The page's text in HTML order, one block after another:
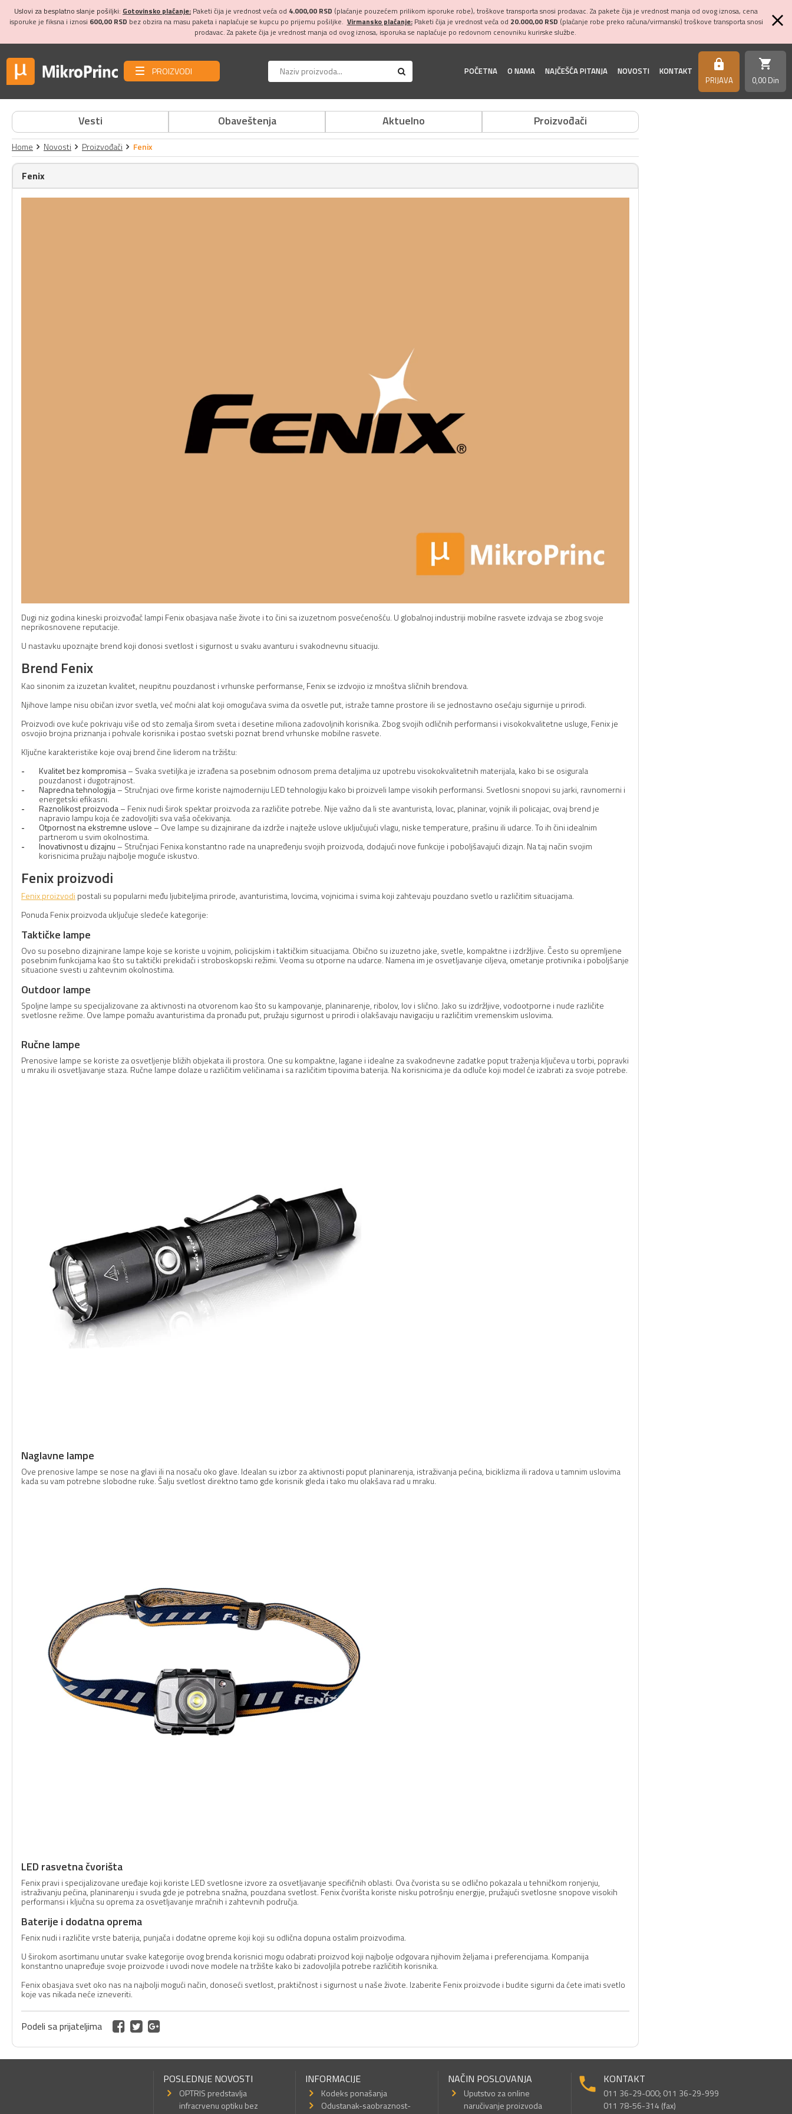
Uslovi za besplatno slanje pošiljki: Gotovinsko plaćanje: Paketi čija je vrednost veća od 4.000,00 RSD (plaćanje pouzećem prilikom isporuke robe), troškove transporta snosi prodavac. Za pakete čija je vrednost manja od ovog iznosa, cena
isporuke je fiksna i iznosi 600,00 RSD bez obzira na masu paketa i naplaćuje se kupcu po prijemu pošiljke. Virmansko plaćanje:Paketi čija je vrednost veća od 20.000,00 RSD (plaćanje robe preko računa/virmanski) troškove transporta snosi
prodavac. Za pakete čija je vrednost manja od ovog iznosa, isporuka se naplaćuje po redovnom cenovniku kurirske službe.
PROIZVODI POČETNA O NAMA NAJČEŠĆA PITANJA NOVOSTI KONTAKT https
PRIJAVA
shopping_cart
0,00 Din
Vesti Obaveštenja Aktuelno Proizvođači
Home Novosti Proizvođači Fenix
Fenix
Dugi niz godina kineski proizvođač lampi Fenix obasjava naše živote i to čini sa izuzetnom posvećenošću. U globalnoj industriji mobilne rasvete izdvaja se zbog svoje
neprikosnovene reputacije.
U nastavku upoznajte brend koji donosi svetlost i sigurnost u svaku avanturu i svakodnevnu situaciju.
Brend Fenix
Kao sinonim za izuzetan kvalitet, neupitnu pouzdanost i vrhunske performanse, Fenix se izdvojio iz mnoštva sličnih brendova.
Njihove lampe nisu običan izvor svetla, već moćni alat koji omogućava svima da osvetle put, istraže tamne prostore ili se jednostavno osećaju sigurnije u prirodi.
Proizvodi ove kuće pokrivaju više od sto zemalja širom sveta i desetine miliona zadovoljnih korisnika. Zbog svojih odličnih performansi i visokokvalitetne usluge, Fenix je
osvojio brojna priznanja i pohvale korisnika i postao svetski poznat brend vrhunske mobilne rasvete.
Ključne karakteristike koje ovaj brend čine liderom na tržištu:
Kvalitet bez kompromisa– Svaka svetiljka je izrađena sa posebnim odnosom prema detaljima uz upotrebu visokokvalitetnih materijala, kako bi se osigurala
pouzdanost i dugotrajnost.
Napredna tehnologija– Stručnjaci ove firme koriste najmoderniju LED tehnologiju kako bi proizveli lampe visokih performansi. Svetlosni snopovi su jarki, ravnomerni i
energetski efikasni.
Raznolikost proizvoda– Fenix nudi širok spektar proizvoda za različite potrebe. Nije važno da li ste avanturista, lovac, planinar, vojnik ili policajac, ovaj brend je
napravio lampu koja će zadovoljiti sva vaša očekivanja.
Otpornost na ekstremne uslove – Ove lampe su dizajnirane da izdrže i najteže uslove uključujući vlagu, niske temperature, prašinu ili udarce. To ih čini idealnim
partnerom u svim okolnostima.
Inovativnost u dizajnu – Stručnjaci Fenixa konstantno rade na unapređenju svojih proizvoda, dodajući nove funkcije i poboljšavajući dizajn. Na taj način svojim
korisnicima pružaju najbolje moguće iskustvo.
Fenix proizvodi
Fenix proizvodi postali su popularni među ljubiteljima prirode, avanturistima, lovcima, vojnicima i svima koji zahtevaju pouzdano svetlo u različitim situacijama.
Ponuda Fenix proizvoda uključuje sledeće kategorije:
Taktičke lampe
Ovo su posebno dizajnirane lampe koje se koriste u vojnim, policijskim i taktičkim situacijama. Obično su izuzetno jake, svetle, kompaktne i izdržljive. Često su opremljene
posebnim funkcijama kao što su taktički prekidači i stroboskopski režimi. Veoma su otporne na udarce. Namena im je osvetljavanje ciljeva, ometanje protivnika i poboljšanje
situacione svesti u zahtevnim okolnostima.
Outdoor lampe
Spoljne lampe su specijalizovane za aktivnosti na otvorenom kao što su kampovanje, planinarenje, ribolov, lov i slično. Jako su izdržljive, vodootporne i nude različite
svetlosne režime. Ove lampe pomažu avanturistima da pronađu put, pružaju sigurnost u prirodi i olakšavaju navigaciju u različitim vremenskim uslovima.
Ručne lampe
Prenosive lampe se koriste za osvetljenje bližih objekata ili prostora. One su kompaktne, lagane i idealne za svakodnevne zadatke poput traženja ključeva u torbi, popravki
u mraku ili osvetljavanje staza. Ručne lampe dolaze u različitim veličinama i sa različitim tipovima baterija. Na korisnicima je da odluče koji model će izabrati za svoje potrebe.
Naglavne lampe
Ove prenosive lampe se nose na glavi ili na nosaču oko glave. Idealan su izbor za aktivnosti poput planinarenja, istraživanja pećina, biciklizma ili radova u tamnim uslovima
kada su vam potrebne slobodne ruke. Šalju svetlost direktno tamo gde korisnik gleda i tako mu olakšava rad u mraku.
LED rasvetna čvorišta
Fenix pravi i specijalizovane uređaje koji koriste LED svetlosne izvore za osvetljavanje specifičnih oblasti. Ova čvorista su se odlično pokazala u tehničkom ronjenju,
istraživanju pećina, planinarenju i svuda gde je potrebna snažna, pouzdana svetlost. Fenix čvorišta koriste nisku potrošnju energije, pružajući svetlosne snopove visokih
performansi i ključna su oprema za osvetljavanje mračnih i zahtevnih područja.
Baterije i dodatna oprema
Fenix nudi i različite vrste baterija, punjača i dodatne opreme koji koji su odlična dopuna ostalim proizvodima.
U širokom asortimanu unutar svake kategorije ovog brenda korisnici mogu odabrati proizvod koji najbolje odgovara njihovim željama i preferencijama. Kompanija
konstantno unapređuje svoje proizvode i uvodi nove modele na tržište kako bi zadovoljila potrebe različitih korisnika.
Fenix obasjava svet oko nas na najbolji mogući način, donoseći svetlost, praktičnost i sigurnost u naše živote. Izaberite Fenix proizvode i budite sigurni da ćete imati svetlo
koje vas nikada neće izneveriti.
Podeli sa prijateljima
POSLEDNJE NOVOSTI
OPTRIS predstavlja
infracrvenu optiku bez
INFORMACIJE
Kodeks ponašanja
Odustanak-saobraznost-
NAČIN POSLOVANJA
Uputstvo za online
naručivanje proizvoda
KONTAKT
011 36-29-000; 011 36-29-999
011 78-56-314 (fax)